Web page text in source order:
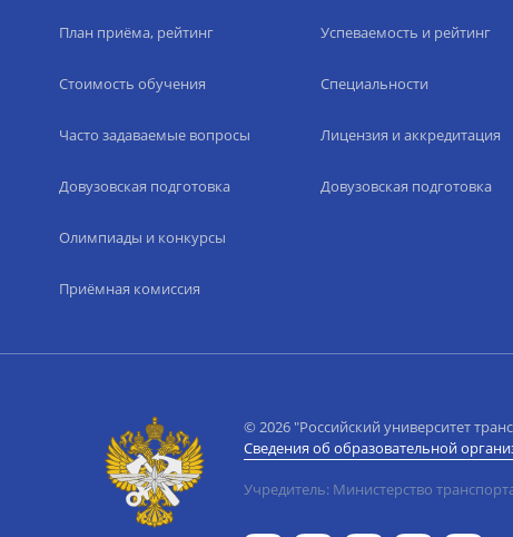
План приёма, рейтинг
Стоимость обучения
Часто задаваемые вопросы
Довузовская подготовка
Олимпиады и конкурсы
Приёмная комиссия
Успеваемость и рейтинг
Специальности
Лицензия и аккредитация
Довузовская подготовка
© 2026 "Российский университет
Сведения об образовательной
Учредитель: Министерство